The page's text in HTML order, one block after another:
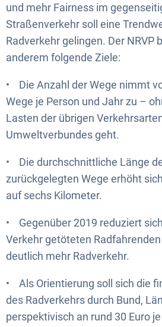
und mehr Fairness im
Straßenverkehr soll eine
Radverkehr gelingen. Der NRVP
anderem folgende Ziele:
• Die Anzahl der Wege nimmt
Wege je Person und Jahr zu –
Lasten der übrigen
Umweltverbundes geht.
• Die durchschnittliche Länge
zurückgelegten Wege erhöht
auf sechs Kilometer.
• Gegenüber 2019 reduziert
Verkehr getöteten
deutlich mehr Radverkehr.
• Als Orientierung soll sich die
des Radverkehrs durch Bund,
perspektivisch an rund 30 Euro